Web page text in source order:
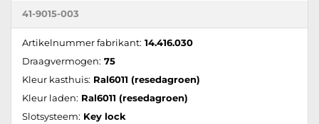
41-9015-003
Artikelnummer fabrikant: 14.416.030
Draagvermogen: 75
Kleur kasthuis: Ral6011 (resedagroen)
Kleur laden: Ral6011 (resedagroen)
Slotsysteem: Key lock